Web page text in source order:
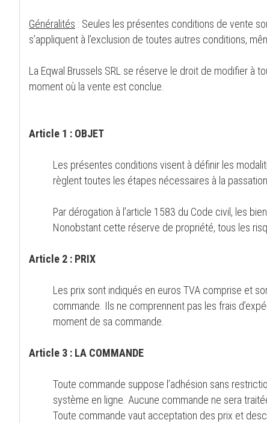
Généralités : Seules les présentes conditions de vente
s’appliquent à l’exclusion de toutes autres conditions,
La Eqwal Brussels SRL se réserve le droit de modifier à
moment où la vente est conclue.
Article 1 : OBJET
Les présentes conditions visent à définir les
règlent toutes les étapes nécessaires à la
Par dérogation à l’article 1583 du Code civil, les
Nonobstant cette réserve de propriété, tous les
Article 2 : PRIX
Les prix sont indiqués en euros TVA comprise et
commande. Ils ne comprennent pas les frais
moment de sa commande.
Article 3 : LA COMMANDE
Toute commande suppose l’adhésion sans
système en ligne. Aucune commande ne sera
Toute commande vaut acceptation des prix et